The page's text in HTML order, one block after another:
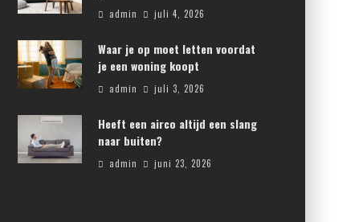
admin juli 4, 2026
Waar je op moet letten voordat
je een woning koopt
admin juli 3, 2026
Heeft een airco altijd een slang
naar buiten?
admin juni 23, 2026